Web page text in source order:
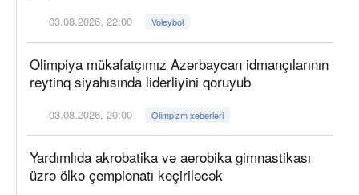
03.08.2026, 22:00 Voleybol
Olimpiya mükafatçımız Azərbaycan idmançılarının
reytinq siyahısında liderliyini qoruyub
03.08.2026, 20:00 Olimpizm xəbərləri
Yardımlıda akrobatika və aerobika gimnastikası
üzrə ölkə çempionatı keçiriləcək